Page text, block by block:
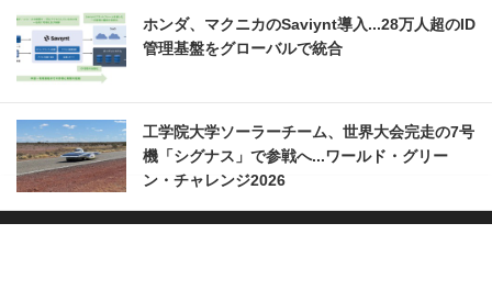
ホンダ、マクニカのSaviynt導入...28万人超のID
管理基盤をグローバルで統合
工学院大学ソーラーチーム、世界大会完走の7号
機「シグナス」で参戦へ...ワールド・グリー
ン・チャレンジ2026